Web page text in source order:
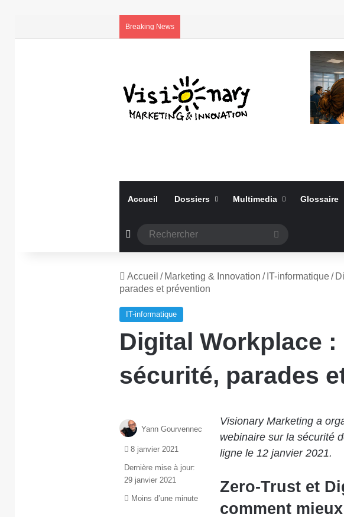
Breaking News
Accueil Dossiers Multimedia Glossaire
Article Aléatoire
Accueil / Marketing & Innovation / IT-informatique/
parades et prévention
IT-informatique
Digital Workplace :
sécurité, parades
Visionary Marketing a
webinaire sur la sécurité
ligne le 12 janvier 2021.
Zero-Trust et
comment
Yann Gourvennec
8 janvier 2021
Dernière mise à jour:
29 janvier 2021
Moins d’une minute